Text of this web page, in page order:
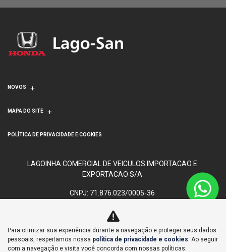
NOVOS
MAPA DO SITE
POLÍTICA DE PRIVACIDADE E COOKIES
LAGOINHA COMERCIAL DE VEICULOS IMPORTACAO E
EXPORTACAO S/A
CNPJ: 71.876.023/0005-36
No trânsito, enxergar o outro salva vidas.
Para otimizar sua experiência durante a navegação e proteger seus dados
pessoais, respeitamos nossa política de privacidade e cookies. Ao seguir
com a navegação e visita você concorda com nossas políticas.